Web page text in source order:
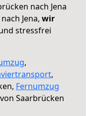
nach Jena
Jena, wir
stressfrei
,
,
Fernumzug
von Saarbrücken